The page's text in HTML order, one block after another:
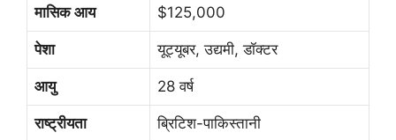
मासिक आय $125,000
पेशा यूट्यूबर, उद्यमी, डॉक्टर
आयु 28 वर्ष
राष्ट्रीयता ब्रिटिश-पाकिस्तानी